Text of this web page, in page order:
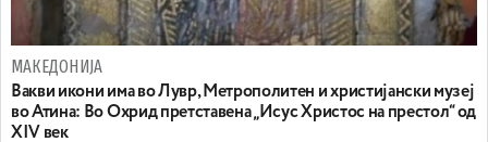
МАКЕДОНИЈА
Вакви икони има во Лувр, Метрополитен и христијански музеј
во Атина: Во Охрид претставена „Исус Христос на престол“ од
XIV век